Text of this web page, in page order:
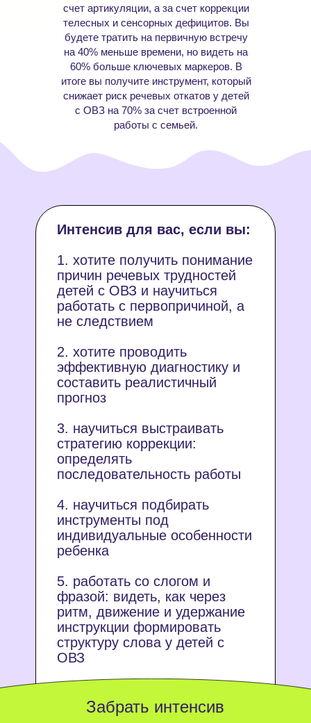
счет артикуляции, а за счет коррекции
телесных и сенсорных дефицитов. Вы
будете тратить на первичную встречу
на 40% меньше времени, но видеть на
60% больше ключевых маркеров. В
итоге вы получите инструмент, который
снижает риск речевых откатов у детей
с ОВЗ на 70% за счет встроенной
работы с семьей.
Интенсив для вас, если вы:
1. хотите получить понимание
причин речевых трудностей
детей с ОВЗ и научиться
работать с первопричиной, а
не следствием
2. хотите проводить
эффективную диагностику и
составить реалистичный
прогноз
3. научиться выстраивать
стратегию коррекции:
определять
последовательность работы
4. научиться подбирать
инструменты под
индивидуальные особенности
ребенка
5. работать со слогом и
фразой: видеть, как через
ритм, движение и удержание
инструкции формировать
структуру слова у детей с
ОВЗ
Забрать интенсив